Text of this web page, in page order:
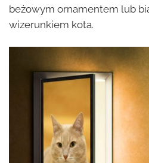
beżowym ornamentem lub
wizerunkiem kota.